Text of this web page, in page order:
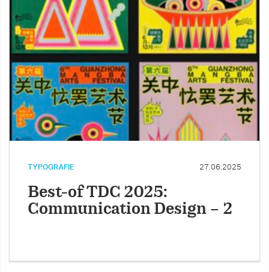
TYPOGRAFIE 27.06.2025
Best-of TDC 2025:
Communication Design – 2